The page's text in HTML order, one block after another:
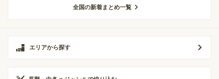
全国の新着まとめ一覧
エリアから探す